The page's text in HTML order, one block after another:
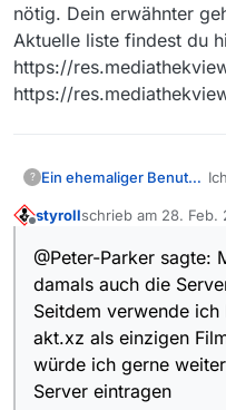
nötig. Dein erwähnter
Aktuelle liste findest du
https://
https://
? Ein ehemaliger Benutzer
styrollschrieb am 28. Feb.
zuletzt editiert von
@Peter-Parker sagte:
damals auch die
Seitdem verwende
akt.xz als einzigen
würde ich gerne
Server eintragen